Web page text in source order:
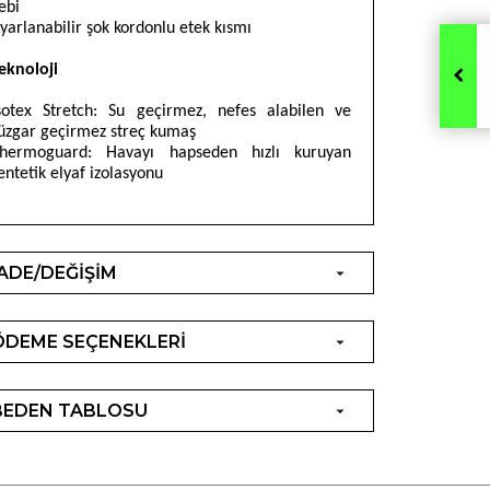
şok kordonlu etek kısmı
Stretch: Su geçirmez, nefes alabilen ve
geçirmez streç kumaş
Havayı hapseden hızlı kuruyan
elyaf izolasyonu
DEĞİŞİM
SEÇENEKLERİ
TABLOSU